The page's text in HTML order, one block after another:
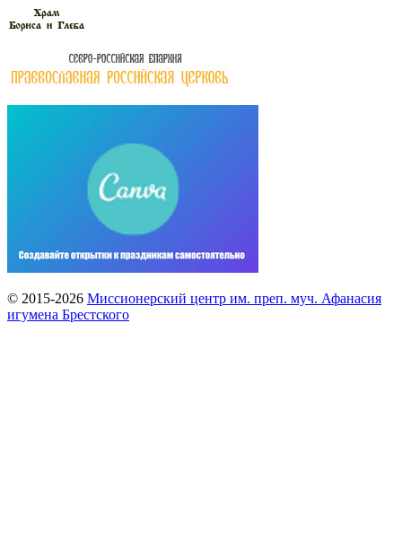
© 2015-2026 Миссионерский центр им. преп. муч. Афанасия
игумена Брестского